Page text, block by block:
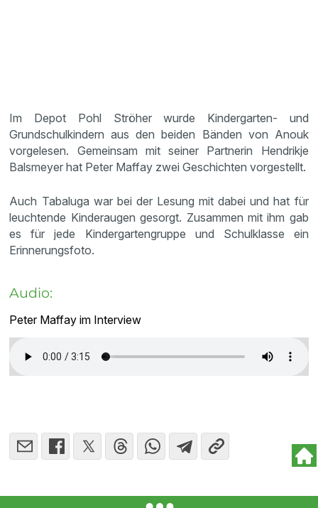
Im Depot Pohl Ströher wurde Kindergarten- und
Grundschulkindern aus den beiden Bänden von Anouk
vorgelesen. Gemeinsam mit seiner Partnerin Hendrikje
Balsmeyer hat Peter Maffay zwei Geschichten vorgestellt.
Auch Tabaluga war bei der Lesung mit dabei und hat für
leuchtende Kinderaugen gesorgt. Zusammen mit ihm gab
es für jede Kindergartengruppe und Schulklasse ein
Erinnerungsfoto.
Audio:
Peter Maffay im Interview